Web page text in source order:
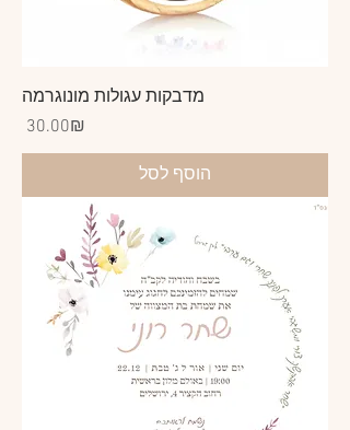
מדבקות עגולות מונוגרמה
Price ‏30.00 ‏₪
הוסף לסל